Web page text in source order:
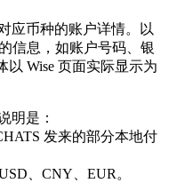
应币种的账户详情。以
信息，如账户号码、银
以 Wise 页面实际显示为
明是：
发来的部分本地付
、CNY、EUR。